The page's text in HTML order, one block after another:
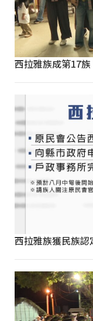
西拉雅族成第17
西拉雅族獲民族